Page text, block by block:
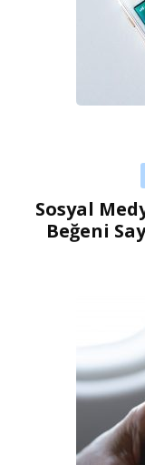
Sosyal
Beğeni